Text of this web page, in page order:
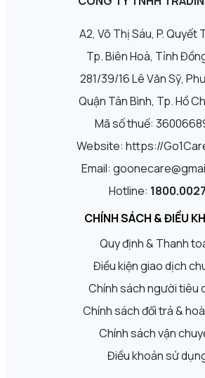
A2, Võ Thị Sáu, P. Quyết
Tp. Biên Hoà, Tỉnh
281/39/16 Lê Văn Sỹ,
Quận Tân Bình, Tp. Hồ
Mã số thuế:
Website: https://
Email:
Hotline: 1800.0027
CHÍNH SÁCH & ĐIỀU
Quy định & Thanh
Điều kiện giao dịch
Chính sách người tiêu
Chính sách đổi trả &
Chính sách vận
Điều khoản sử